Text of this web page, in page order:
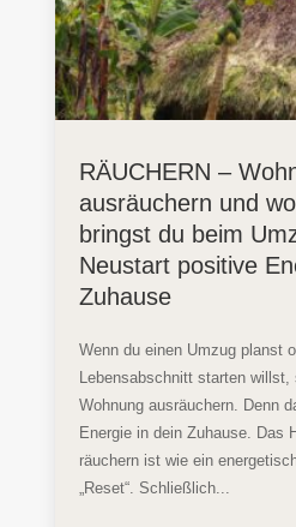
RÄUCHERN –
ausräuchern und
bringst du beim
Neustart positive
Zuhause
Wenn du einen Umzug planst
Lebensabschnitt starten
Wohnung ausräuchern. Denn
Energie in dein Zuhause. Das
räuchern ist wie ein
„Reset“. Schließlich...